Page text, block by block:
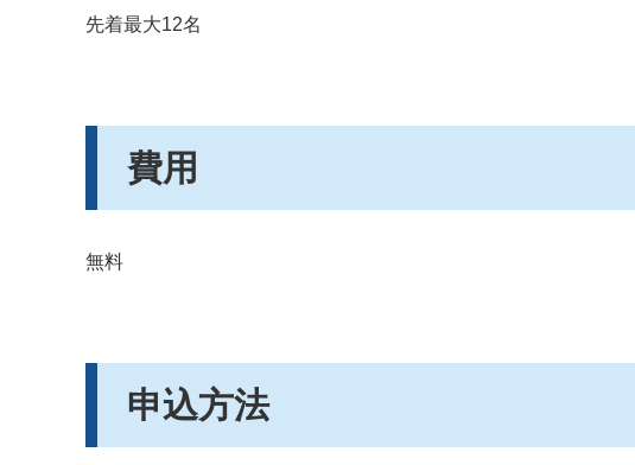
先着最大12名
費用
無料
申込方法